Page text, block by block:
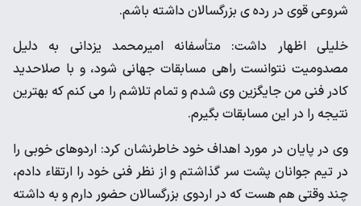
شروعی قوی در رده ی بزرگسالان داشته باشم.
خلیلی اظهار داشت: متأسفانه امیرمحمد یزدانی به دلیل
مصدومیت نتوانست راهی مسابقات جهانی شود، و با صلاحدید
کادر فنی من جایگزین وی شدم و تمام تلاشم را می کنم که بهترین
نتیجه را در این مسابقات بگیرم.
وی در پایان در مورد اهداف خود خاطرنشان کرد: اردوهای خوبی را
در تیم جوانان پشت سر گذاشتم و از نظر فنی خود را ارتقاء دادم،
چند وقتی هم هست که در اردوی بزرگسالان حضور دارم و به داشته